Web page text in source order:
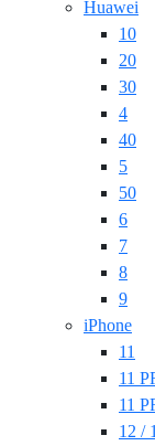
Huawei
10
20
30
4
40
5
50
6
7
8
9
iPhone
11
11
11
12 /